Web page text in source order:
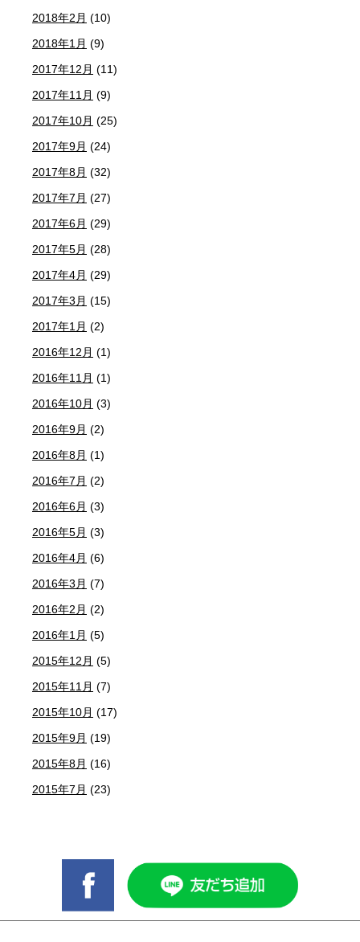
2018年2月 (10)
2018年1月 (9)
2017年12月 (11)
2017年11月 (9)
2017年10月 (25)
2017年9月 (24)
2017年8月 (32)
2017年7月 (27)
2017年6月 (29)
2017年5月 (28)
2017年4月 (29)
2017年3月 (15)
2017年1月 (2)
2016年12月 (1)
2016年11月 (1)
2016年10月 (3)
2016年9月 (2)
2016年8月 (1)
2016年7月 (2)
2016年6月 (3)
2016年5月 (3)
2016年4月 (6)
2016年3月 (7)
2016年2月 (2)
2016年1月 (5)
2015年12月 (5)
2015年11月 (7)
2015年10月 (17)
2015年9月 (19)
2015年8月 (16)
2015年7月 (23)